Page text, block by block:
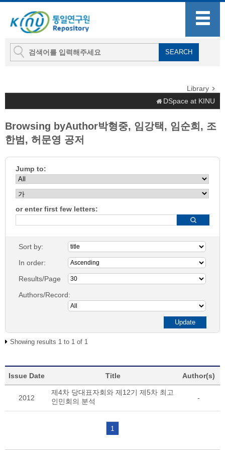
Library
DSpace at KINU
Browsing byAuthor박형중, 임강택, 임순희, 조
한범, 허문영 공저
Jump to:
or enter first few letters:
Sort by:
In order:
Results/Page
Authors/Record:
Showing results 1 to 1 of 1
Issue Date Title Author(s)
2012
제4차 당대표자회와 제12기 제5차 최고
인민회의 분석
-
1